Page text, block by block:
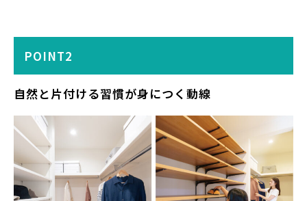
POINT2
自然と片付ける習慣が身につく動線